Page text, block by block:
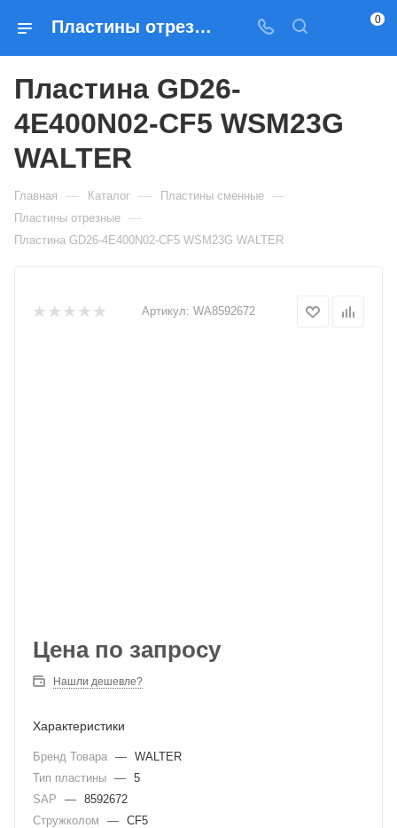
Пластины отрезные Пластина GD26-4E400N02-CF5 WSM23G WALTER — купить по выгодным ценам в Москве 0
Пластина GD26-
4E400N02-CF5 WSM23G
WALTER
Главная — Каталог — Пластины сменные —
Пластины отрезные —
Пластина GD26-4E400N02-CF5 WSM23G WALTER
Артикул: WA8592672
Цена по запросу
Нашли дешевле?
Характеристики
Бренд Товара — WALTER
Тип пластины — 5
SAP
— 8592672
Стружколом
— CF5